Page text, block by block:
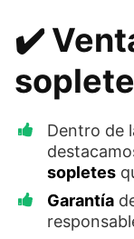
✔️
Dentro de
sopletes
Garantía